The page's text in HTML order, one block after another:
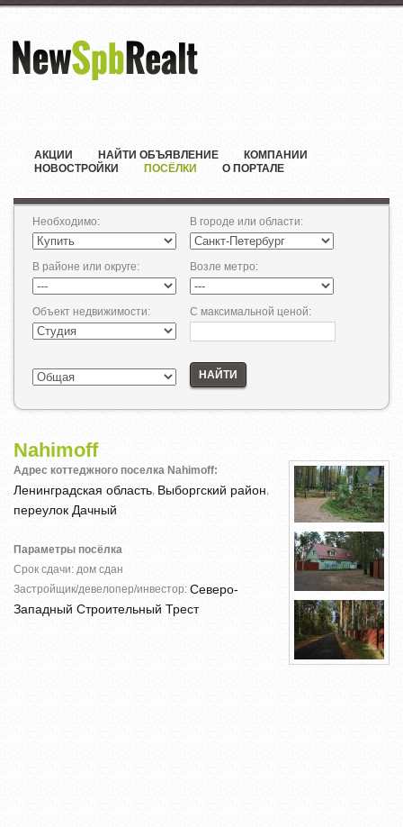
АКЦИИ НАЙТИ ОБЪЯВЛЕНИЕ
КОМПАНИИ
НОВОСТРОЙКИ
ПОСЁЛКИ О ПОРТАЛЕ
Необходимо: В городе или области:
В районе или округе: Возле метро:
Объект недвижимости: С максимальной ценой:
НАЙТИ
Nahimoff
Адрес коттеджного поселка Nahimoff:
Ленинградская область Выборгский район
переулок Дачный
Параметры посёлка
Срок сдачи: дом сдан
Застройщик/девелопер/инвестор: Северо-
Западный Строительный Трест